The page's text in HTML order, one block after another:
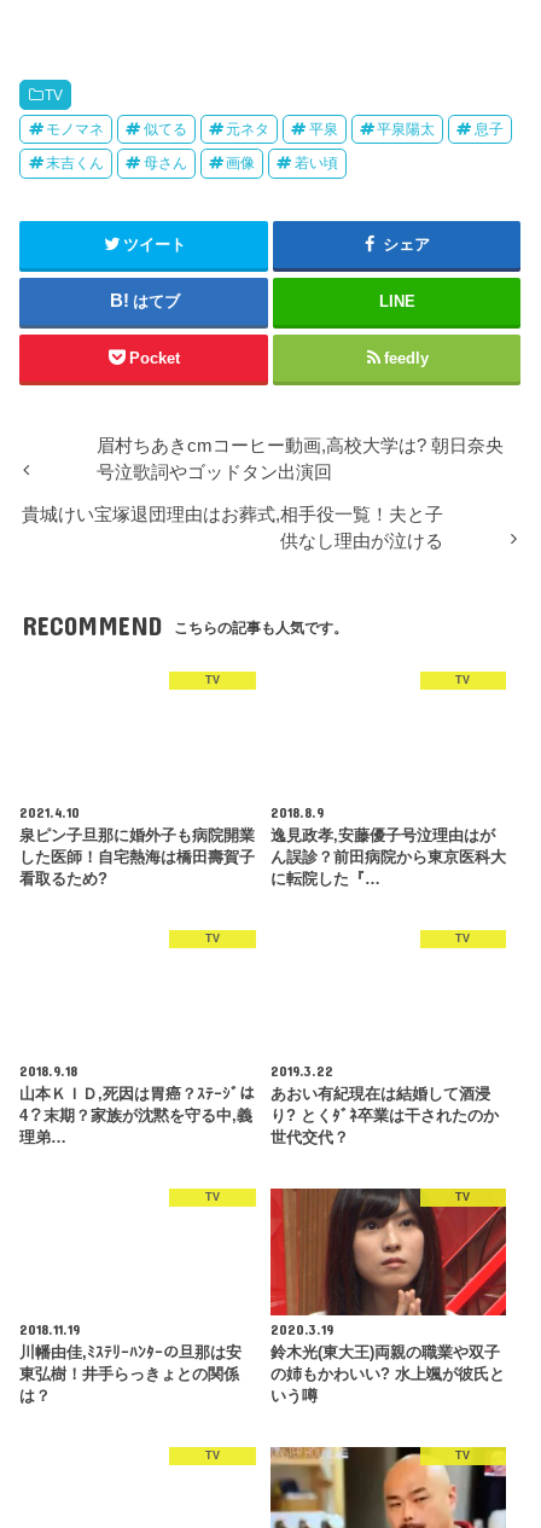
新
し
い
ウ
ィ
ン
ド
開
)
し
て
く
だ
さ
新
し
い
ィ
ン
ド
ウ
で
開
き
ま
TV
モノマネ 似てる 元ネタ 平泉 平泉陽太 息子
末吉くん 母さん 画像 若い頃
ツイート シェア
はてブ LINE
Pocket feedly
眉村ちあきcmコーヒー動画,高校大学は? 朝日奈央
号泣歌詞やゴッドタン出演回
貴城けい宝塚退団理由はお葬式,相手役一覧！夫と子
供なし理由が泣ける
RECOMMEND こちらの記事も人気です。
TV
2021.4.10
泉ピン子旦那に婚外子も病院開業
した医師！自宅熱海は橋田壽賀子
看取るため?
TV
2018.8.9
逸見政孝,安藤優子号泣理由はが
ん誤診？前田病院から東京医科大
に転院した『…
TV
2018.9.18
山本ＫＩＤ,死因は胃癌？ｽﾃｰｼﾞは
4？末期？家族が沈黙を守る中,義
理弟…
TV
2019.3.22
あおい有紀現在は結婚して酒浸
り? とくﾀﾞﾈ卒業は干されたのか
世代交代？
TV
2018.11.19
川幡由佳,ﾐｽﾃﾘｰﾊﾝﾀｰの旦那は安
東弘樹！井手らっきょとの関係
は？
TV
2020.3.19
鈴木光(東大王)両親の職業や双子
の姉もかわいい? 水上颯が彼氏と
いう噂
TV TV